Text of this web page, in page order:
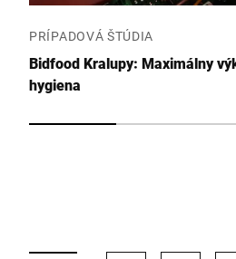
PRÍPADOVÁ ŠTÚDIA
Bidfood Kralupy: Maximálny
hygiena